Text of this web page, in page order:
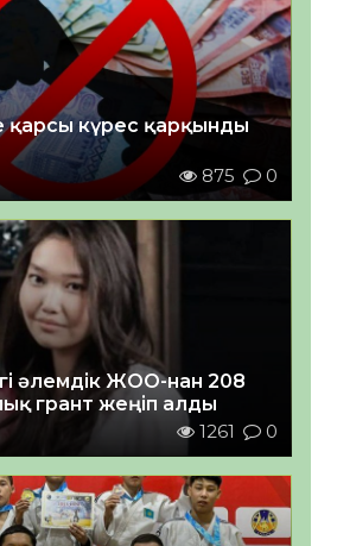
қарсы күрес қарқынды
875 0
әлемдік ЖОО-нан 208
грант жеңіп алды
1261 0